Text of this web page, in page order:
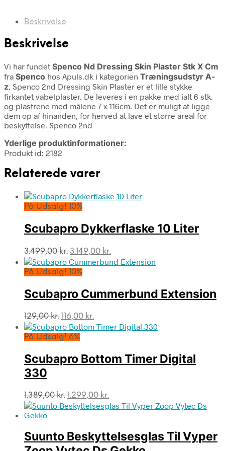
Beskrivelse
Beskrivelse
Vi har fundet Spenco Nd Dressing Skin Plaster Stk X Cm
fra Spenco hos Apuls.dk i kategorien Træningsudstyr A-
z. Spenco 2nd Dressing Skin Plaster er et lille stykke
firkantet vabelplaster. De leveres i en pakke med ialt 6 stk.
og plastrene med målene 7 x 116cm. Det er muligt at ligge
dem op af hinanden, for herved at lave et større areal for
beskyttelse. Spenco 2nd
Yderlige produktinformationer:
Produkt id: 2182
Relaterede varer
På Udsalg! 10%
Scubapro Dykkerflaske 10 Liter
3.499,00kr. Den
oprindelige
pris
3.499,00 kr..
3.149,00 kr.
aktuelle
3.149,00 kr..
På Udsalg! 10%
Scubapro Cummerbund Extension
129,00kr. Den
oprindelige
pris
129,00 kr..
116,00 kr.
aktuelle
116,00 kr..
På Udsalg! 6%
Scubapro Bottom Timer Digital
330
1.389,00kr. Den
oprindelige
1.389,00 kr..
1.299,00 kr.
aktuelle
1.299,00 kr..
Suunto Beskyttelsesglas Til Vyper